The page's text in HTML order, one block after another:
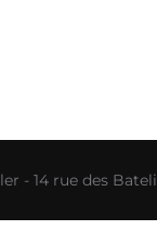
- 14 rue des